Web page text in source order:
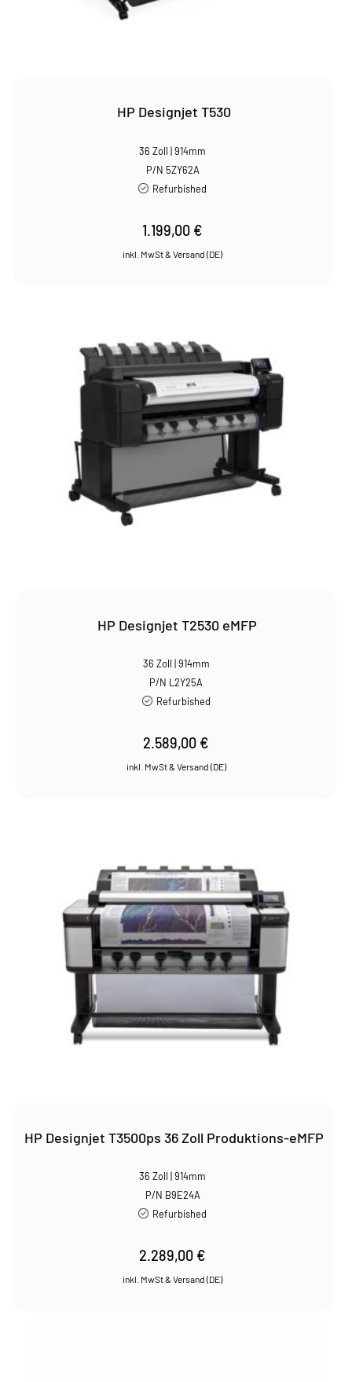
HP Designjet T530
36 Zoll | 914mm
P/N 5ZY62A
Refurbished
1.199,00 €
HP Designjet T2530 eMFP
36 Zoll | 914mm
P/N L2Y25A
Refurbished
2.589,00 €
HP Designjet T3500ps 36 Zoll Produktions-eMFP
36 Zoll | 914mm
P/N B9E24A
Refurbished
2.289,00 €